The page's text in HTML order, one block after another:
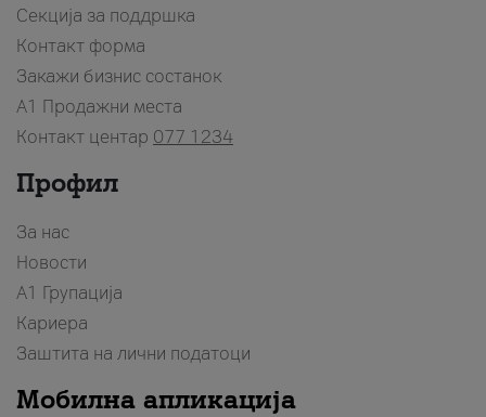
Секција за поддршка
Контакт форма
Закажи бизнис состанок
A1 Продажни места
Контакт центар 077 1234
Профил
За нас
Новости
А1 Групација
Кариера
Заштита на лични податоци
Мобилна апликација